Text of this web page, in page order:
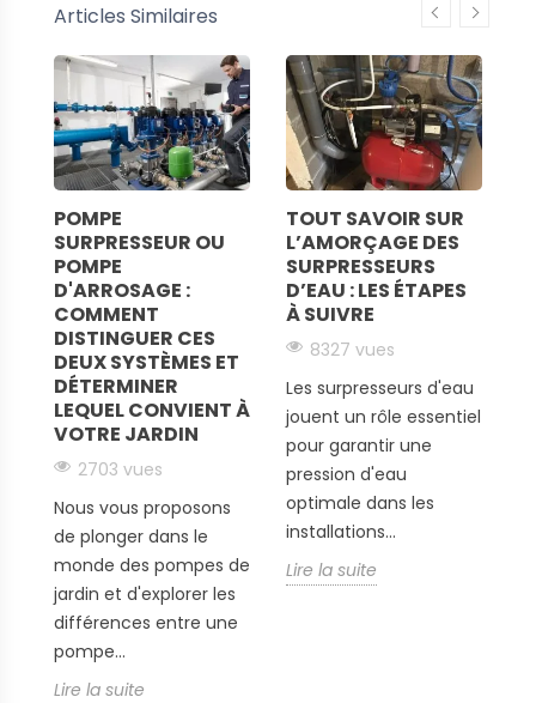
Ces éléctropompes sont également conçus pour
faciliter leur installation et leur maintenance. Leur
design compactpermet de les intégrer facilement
dans les espaces restreints et leur construction
robuste garantit une longévité accrue. Les matériaux
de haute qualité, résistants à la corrosion et à l'usure,
assurent une durée de vie prolongée et un
fonctionnement sans souci.
pression de votre eau, mais aussi d'un produit
respectueux de l'environnement. Ces surpresseurs
sontconformes aux normes énergétiquesles plus
strictes et contribuent à réduire les émissions de
CO2.
Faites confiance à Grundfos pour vous offrir
pression d'eau optimale et une performance
durable, tout en préservant l'environnement et en
réalisant des économies d'énergie.
Articles Similaires
POMPE
SURPRESSEUR OU
POMPE
D'ARROSAGE :
COMMENT
DISTINGUER CES
DEUX SYSTÈMES ET
DÉTERMINER
LEQUEL CONVIENT À
VOTRE JARDIN
2703 vues
Nous vous proposons
de plonger dans le
monde des pompes de
jardin et d'explorer les
différences entre une
pompe...
Lire la suite
TOUT SAVOIR SUR
L’AMORÇAGE DES
SURPRESSEURS
D’EAU : LES ÉTAPES
À SUIVRE
8327 vues
Les surpresseurs d'eau
jouent un rôle essentiel
pour garantir une
pression d'eau
optimale dans les
installations...
Lire la suite